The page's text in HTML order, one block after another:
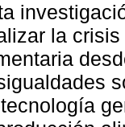
la